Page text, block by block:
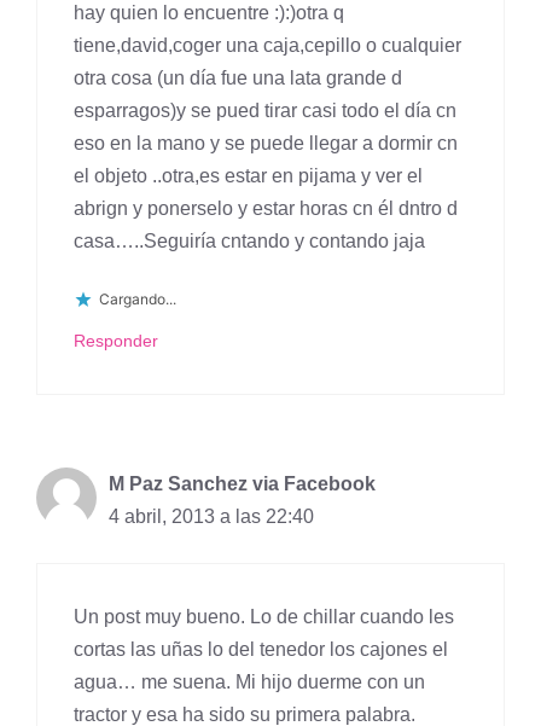
hay quien lo encuentre :):)otra q
tiene,david,coger una caja,cepillo o cualquier
otra cosa (un día fue una lata grande d
esparragos)y se pued tirar casi todo el día cn
eso en la mano y se puede llegar a dormir cn
el objeto ..otra,es estar en pijama y ver el
abrign y ponerselo y estar horas cn él dntro d
casa…..Seguiría cntando y contando jaja
Cargando...
Responder
M Paz Sanchez via Facebook
4 abril, 2013 a las 22:40
Un post muy bueno. Lo de chillar cuando les
cortas las uñas lo del tenedor los cajones el
agua… me suena. Mi hijo duerme con un
tractor y esa ha sido su primera palabra.